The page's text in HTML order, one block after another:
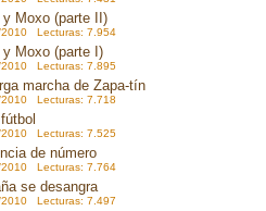
y Moxo (parte II)
2010 Lecturas: 7.954
y Moxo (parte I)
2010 Lecturas: 7.895
marcha de Zapa-tín
Lecturas: 7.718
2010 Lecturas: 7.525
de número
2010 Lecturas: 7.764
se desangra
Lecturas: 7.497